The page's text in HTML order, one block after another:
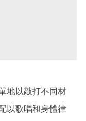
地以敲打不同材
以歌唱和身體律